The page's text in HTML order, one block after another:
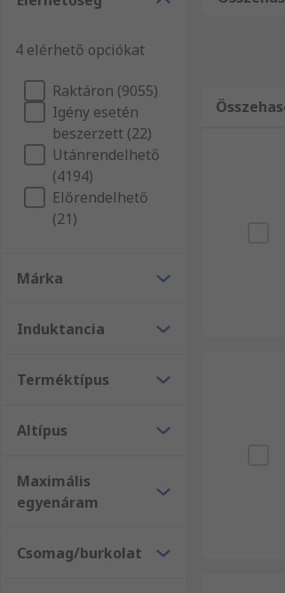
abban, hogy termékkínálatunkban
Huzaltekercses, felületszerelt
termékeket másnapi szállítással!
4 elérhető opciókat
Raktáron (9055)
Igény esetén
beszerzett (22)
Utánrendelhető
(4194)
Előrendelhető
(21)
Márka
Induktancia
Terméktípus
Altípus
Maximális
egyenáram
Csomag/burkolat